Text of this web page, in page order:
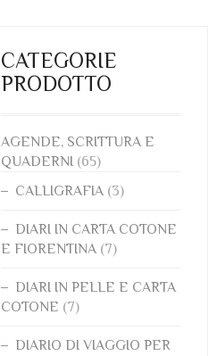
CATEGORIE
PRODOTTO
AGENDE, SCRITTURA E
QUADERNI (65)
CALLIGRAFIA (3)
DIARI IN CARTA COTONE
E FIORENTINA (7)
DIARI IN PELLE E CARTA
COTONE (7)
DIARIO DI VIAGGIO PER